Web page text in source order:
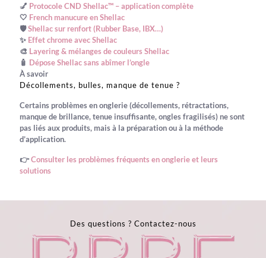
💅 Protocole CND Shellac™ – application complète
🤍 French manucure en Shellac
🛡️Shellac sur renfort (Rubber Base, IBX…)
✨ Effet chrome avec Shellac
🎨 Layering & mélanges de couleurs Shellac
🧴 Dépose Shellac sans abîmer l’ongle
À savoir
Décollements, bulles, manque de tenue ?
Certains problèmes en onglerie (décollements, rétractations,
manque de brillance, tenue insuffisante, ongles fragilisés) ne sont
pas liés aux produits, mais à la préparationou à la méthode
d’application.
👉Consulter les problèmes fréquents en onglerie et leurs
solutions
Des questions ? Contactez-nous